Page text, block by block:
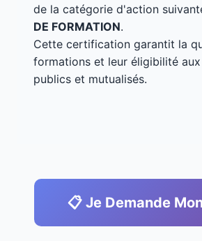
de la catégorie d'action
DE FORMATION.
Cette certification garantit la
formations et leur éligibilité
publics et mutualisés.
📋 Je Demande